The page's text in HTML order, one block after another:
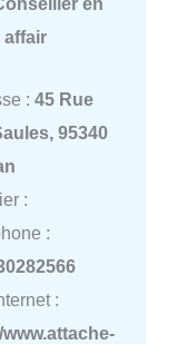
: 45 Rue
95340
:
:
: